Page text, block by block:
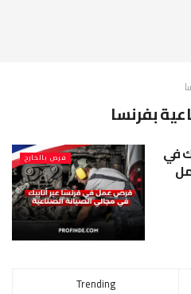
بفرنسا
فرص بالخارج في
Trending